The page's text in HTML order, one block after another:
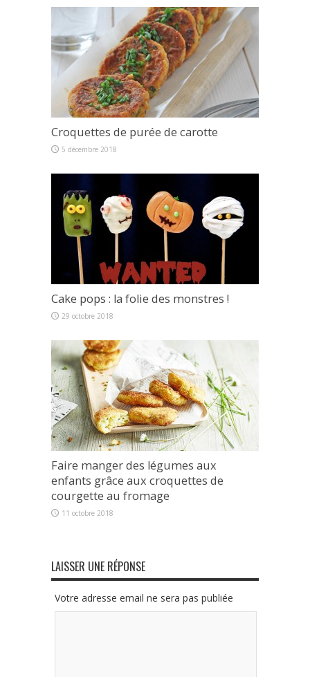
Croquettes de purée de carotte
5 décembre 2018
Cake pops : la folie des monstres !
29 octobre 2018
Faire manger des légumes aux
enfants grâce aux croquettes de
courgette au fromage
11 octobre 2018
LAISSER UNE RÉPONSE
Votre adresse email ne sera pas publiée